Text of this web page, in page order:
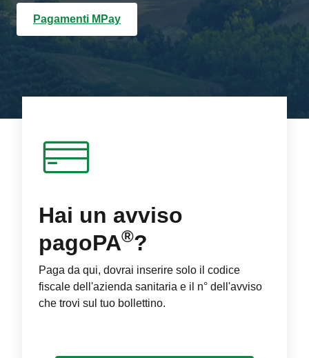
Pagamenti MPay
Hai un avviso
pagoPA®?
Paga da qui, dovrai inserire solo il codice
fiscale dell'azienda sanitaria e il n° dell'avviso
che trovi sul tuo bollettino.